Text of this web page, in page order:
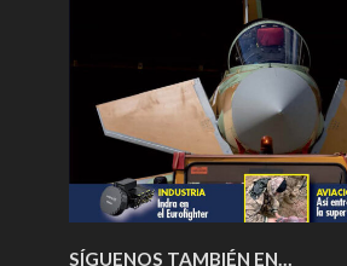
SÍGUENOS TAMBIÉN EN…